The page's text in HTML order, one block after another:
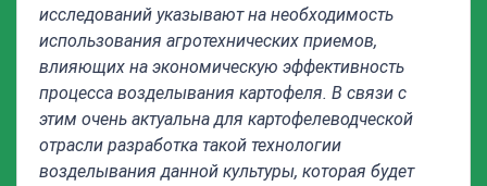
исследований указывают на необходимость
использования агротехнических приемов,
влияющих на экономическую эффективность
процесса возделывания картофеля. В связи с
этим очень актуальна для картофелеводческой
отрасли разработка такой технологии
возделывания данной культуры, которая будет